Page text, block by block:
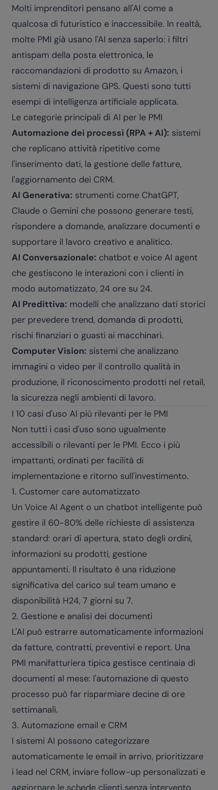
Molti imprenditori pensano all'AI come a
qualcosa di futuristico e inaccessibile. In realtà,
molte PMI già usano l'AI senza saperlo: i filtri
antispam della posta elettronica, le
raccomandazioni di prodotto su Amazon, i
sistemi di navigazione GPS. Questi sono tutti
esempi di intelligenza artificiale applicata.
Le categorie principali di AI per le PMI
Automazione dei processi (RPA + AI): sistemi
che replicano attività ripetitive come
l'inserimento dati, la gestione delle fatture,
l'aggiornamento dei CRM.
AI Generativa: strumenti come ChatGPT,
Claude o Gemini che possono generare testi,
rispondere a domande, analizzare documenti e
supportare il lavoro creativo e analitico.
AI Conversazionale: chatbot e voice AI agent
che gestiscono le interazioni con i clienti in
modo automatizzato, 24 ore su 24.
AI Predittiva: modelli che analizzano dati storici
per prevedere trend, domanda di prodotti,
rischi finanziari o guasti ai macchinari.
Computer Vision: sistemi che analizzano
immagini o video per il controllo qualità in
produzione, il riconoscimento prodotti nel retail,
la sicurezza negli ambienti di lavoro.
I 10 casi d'uso AI più rilevanti per le PMI
Non tutti i casi d'uso sono ugualmente
accessibili o rilevanti per le PMI. Ecco i più
impattanti, ordinati per facilità di
implementazione e ritorno sull'investimento.
1. Customer care automatizzato
Un Voice AI Agent o un chatbot intelligente può
gestire il 60-80% delle richieste di assistenza
standard: orari di apertura, stato degli ordini,
informazioni su prodotti, gestione
appuntamenti. Il risultato è una riduzione
significativa del carico sul team umano e
disponibilità H24, 7 giorni su 7.
2. Gestione e analisi dei documenti
L'AI può estrarre automaticamente informazioni
da fatture, contratti, preventivi e report. Una
PMI manifatturiera tipica gestisce centinaia di
documenti al mese: l'automazione di questo
processo può far risparmiare decine di ore
settimanali.
3. Automazione email e CRM
I sistemi AI possono categorizzare
automaticamente le email in arrivo, prioritizzare
i lead nel CRM, inviare follow-up personalizzati e
aggiornare le schede clienti senza intervento